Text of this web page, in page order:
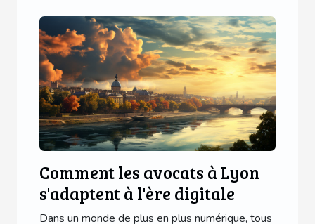
Comment les avocats à Lyon
s'adaptent à l'ère digitale
Dans un monde de plus en plus numérique, tous